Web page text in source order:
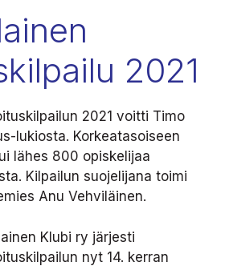
2021
2021 voitti Timo
lukiosta. Korkeatasoiseen
lähes 800 opiskelijaa
Kilpailun suojelijana toimi
Anu Vehviläinen.
Klubi ry järjesti
nyt 14. kerran